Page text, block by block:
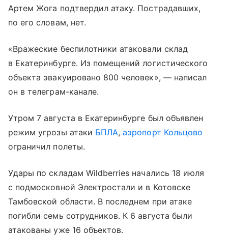
Артем Жога подтвердил атаку. Пострадавших,
по его словам, нет.
«Вражеские беспилотники атаковали склад
в Екатеринбурге. Из помещений логистического
объекта эвакуировано 800 человек», — написал
он в телеграм-канале.
Утром 7 августа в Екатеринбурге был объявлен
режим угрозы атаки БПЛА,аэропорт Кольцово
ограничил полеты.
Удары по складам Wildberries начались 18 июля
с подмосковной Электростали и в Котовске
Тамбовской области. В последнем при атаке
погибли семь сотрудников. К 6 августа были
атакованы уже 16 объектов.